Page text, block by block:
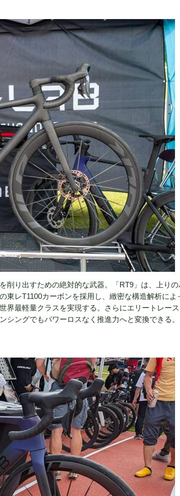
削り出すための絶対的な武器。「RT9」は、上り
東レT1100カーボンを採用し、緻密な構造解析によ
界最軽量クラスを実現する。さらにエリートレー
ングでもパワーロスなく推進力へと変換できる。